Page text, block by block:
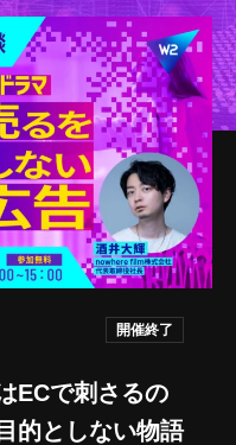
開催終了
ECで刺さるの
的としない物語